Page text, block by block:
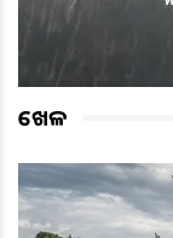
ଖେଳ